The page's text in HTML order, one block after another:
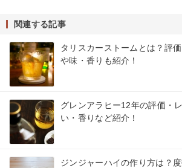
関連する記事
タリスカーストームとは？評
や味・香りも紹介！
グレンアラヒー12年の評価・
い・香りなど紹介！
ジンジャーハイの作り方は？